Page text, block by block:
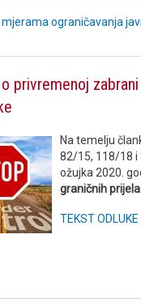
mjerama ograničavanja
privremenoj
Na temelju
82/15, 118/18 i
ožujka 2020.
graničnih
TEKST ODLUKE